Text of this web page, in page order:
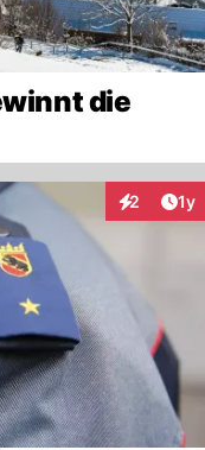
die
2 1y